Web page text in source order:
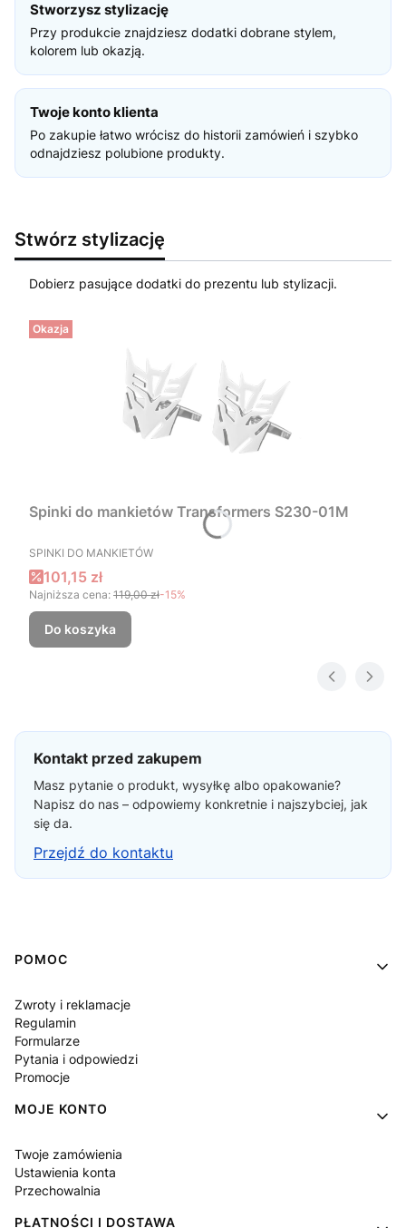
Stworzysz stylizację
Przy produkcie znajdziesz dodatki dobrane stylem,
kolorem lub okazją.
Twoje konto klienta
Po zakupie łatwo wrócisz do historii zamówień i szybko
odnajdziesz polubione produkty.
Stwórz stylizację
Dobierz pasujące dodatki do prezentu lub stylizacji.
Okazja
Spinki do mankietów Transformers S230-01M
PRODUCENT
SPINKI DO MANKIETÓW
Cena promocyjna
101,15 zł
Najniższa cena: 119,00 zł-15%
Do koszyka
Kontakt przed zakupem
Masz pytanie o produkt, wysyłkę albo opakowanie?
Napisz do nas – odpowiemy konkretnie i najszybciej, jak
się da.
Przejdź do kontaktu
Linki w stopce
POMOC
Zwroty i reklamacje
Regulamin
Formularze
Pytania i odpowiedzi
Promocje
MOJE KONTO
Twoje zamówienia
Ustawienia konta
Przechowalnia
PŁATNOŚCI I DOSTAWA